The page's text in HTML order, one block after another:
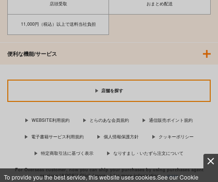
To provide you the best service, this website uses cookies.See our Cookie
店頭受取 おまとめ配送
11,000円（税込）以上で送料当社負担
便利な機能/サービス
店舗を探す
WEBSITE利用規約 とらのあな会員規約 通信販売ポイント規約
電子書籍サービス利用規約 個人情報保護方針 クッキーポリシー
特定商取引法に基づく表示 なりすまし・いたずら注文について
For Overseas customer, now you can ship your purchases by using purchases agent
services “AOCS”! Click {more…} for more information …more